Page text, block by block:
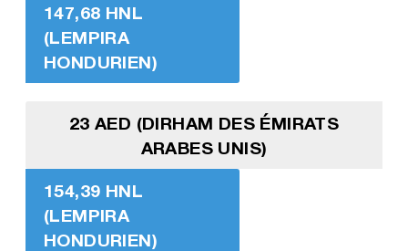
147,68 HNL
(LEMPIRA
HONDURIEN)
23 AED (DIRHAM DES ÉMIRATS
ARABES UNIS)
154,39 HNL
(LEMPIRA
HONDURIEN)